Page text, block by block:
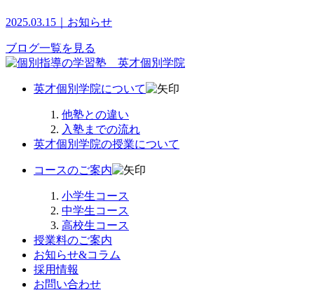
2025.03.15｜お知らせ
ブログ一覧を見る
英才個別学院について
他塾との違い
入塾までの流れ
英才個別学院の授業について
コースのご案内
小学生コース
中学生コース
高校生コース
授業料のご案内
お知らせ&コラム
採用情報
お問い合わせ